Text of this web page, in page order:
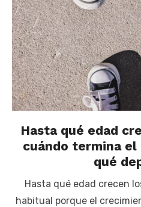
Hasta qué edad
cuándo termina
qué
Hasta qué edad crecen
habitual porque el